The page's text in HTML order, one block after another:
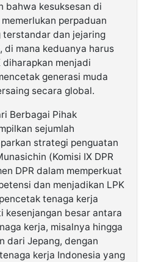
bahwa kesuksesan di
perpaduan
terstandar dan jejaring
di mana keduanya harus
menjadi
generasi muda
secara global.
Berbagai Pihak
sejumlah
strategi penguatan
(Komisi IX DPR
DPR dalam memperkuat
dan menjadikan LPK
tenaga kerja
kesenjangan besar antara
kerja, misalnya hingga
dari Jepang, dengan
kerja Indonesia yang